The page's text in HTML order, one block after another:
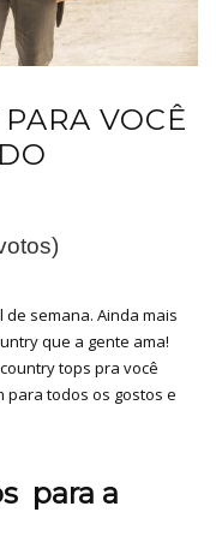
VOCÊ
semana. Ainda mais
que a gente ama!
tops pra você
para todos os gostos e
para a